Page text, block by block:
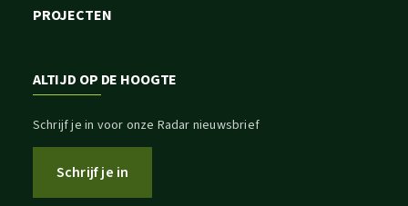
PROJECTEN
ALTIJD OP DE HOOGTE
Schrijf je in voor onze Radar nieuwsbrief
Schrijf je in